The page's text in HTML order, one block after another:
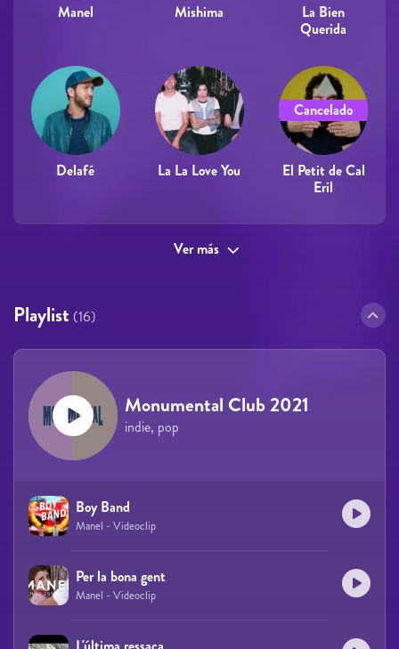
Manel Mishima
La Bien
Querida
Delafé La La Love You
Cancelado
El Petit de Cal
Eril
Ver más
Playlist (16)
Monumental Club 2021
indie, pop
Boy Band
Manel - Videoclip
Per la bona gent
Manel - Videoclip